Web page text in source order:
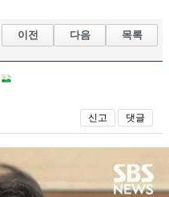
자유사진 군사/무기
이전 다음 목록
신고 댓글